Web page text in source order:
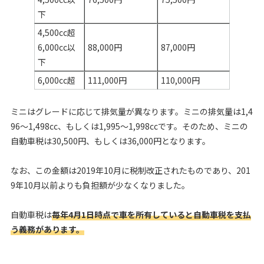
下
4,500cc超
6,000cc以
下
88,000円 87,000円
6,000cc超 111,000円 110,000円
ミニはグレードに応じて排気量が異なります。ミニの排気量は1,4
96〜1,498cc、もしくは1,995〜1,998ccです。そのため、ミニの
自動車税は30,500円、もしくは36,000円となります。
なお、この金額は2019年10月に税制改正されたものであり、201
9年10月以前よりも負担額が少なくなりました。
自動車税は毎年4月1日時点で車を所有していると自動車税を支払
う義務があります。